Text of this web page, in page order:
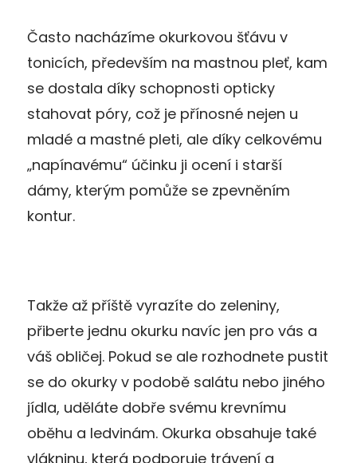
Často nacházíme okurkovou šťávu v
tonicích, především na mastnou pleť, kam
se dostala díky schopnosti opticky
stahovat póry, což je přínosné nejen u
mladé a mastné pleti, ale díky celkovému
„napínavému“ účinku ji ocení i starší
dámy, kterým pomůže se zpevněním
kontur.
Takže až příště vyrazíte do zeleniny,
přiberte jednu okurku navíc jen pro vás a
váš obličej. Pokud se ale rozhodnete pustit
se do okurky v podobě salátu nebo jiného
jídla, uděláte dobře svému krevnímu
oběhu a ledvinám. Okurka obsahuje také
vlákninu, která podporuje trávení a